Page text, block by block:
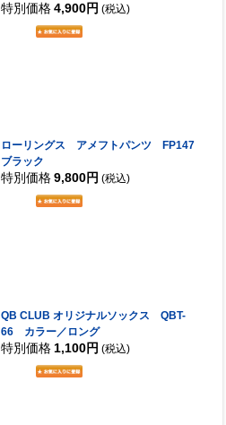
特別価格 4,900円 (税込)
ローリングス アメフトパンツ FP147
ブラック
特別価格 9,800円 (税込)
QB CLUB オリジナルソックス QBT-
66 カラー／ロング
特別価格 1,100円 (税込)